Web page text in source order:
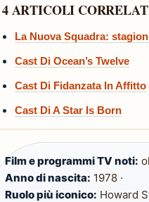
4 ARTICOLI
La Nuova Squadra:
Cast Di Ocean’s Twelve
Cast Di Fidanzata In Affitto
Cast Di A Star Is Born
Film e programmi TV noti:
Anno di nascita: 1978 ·
Ruolo più iconico: Howard